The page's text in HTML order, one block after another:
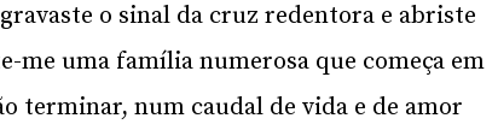
o sinal da cruz redentora e abriste
me uma família numerosa que começa em
terminar, num caudal de vida e de amor